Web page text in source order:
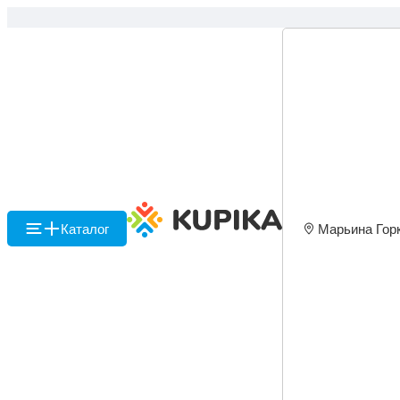
Каталог Марьина